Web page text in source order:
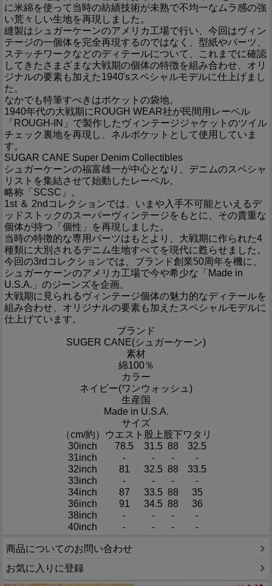
に米綿を使って当時の紡績技術が未熟で不均一なムラ感の強
い荒々しい生地を再現しました。
縫製はシュガーケーンのアメリカ工場で行い、今回はヴィン
テージの一個体を完全再現するのではなく、型紙やパーツ、
ステッチワークなどのディテールについて、これまでに確認
してきたさまざまな大戦期の個体の特徴を組み合わせ、オリ
ジナルの要素も加えた1940'sスペシャルモデルに仕上げまし
た。
なかでも特筆すべきはポケットの袋地。
1940年代の大戦期にROUGH WEAR社が民間用レーベル
「ROUGH-IN」で製作したヴィンテージジャケットのツイル
チェック裏地を再現し、ネルポケットとして使用していま
す。
SUGAR CANE Super Denim Collectibles
シュガーケーンの福富雄一が中心となり、デニムのスペシャ
リストを集結させて始動したレーベル。
略称「SCSC」。
1st ＆ 2ndコレクションでは、いまや入手不可能といえるデ
ッドストックのスーパーヴィンテージをもとに、その貴重な
個体が持つ「個性」を再現しました。
当時の特徴的な専用パーツはもとより、大戦期に作られた4
種類に大別されるデニム生地すべてを現代に甦らせました。
今回の3rdコレクションでは、ブランド創業50周年を機に、
シュガーケーンのアメリカ工場で今や希少な「Made in
U.S.A.」のジーンズを企画。
大戦期に見られるヴィンテージ個体の魅力的なディテールを
組み合わせ、オリジナルの要素も加えたスペシャルモデルに
仕上げています。
ブランド
SUGER CANE(シュガーケーン)
素材
綿100％
カラー
ネイビー(ワンウォッシュ)
生産国
Made in U.S.A.
サイズ
（cm/約）
ウエスト 股上股下 ワタリ
30inch
78.5 31.5 88
32.5
31inch
- - -
-
32inch
81 32.5 88
33.5
33inch
- - -
-
34inch
87 33.5 88
35
36inch
91 34.5 88
36
38inch
- - -
-
40inch
- - - -
商品についてのお問い合わせ
お気に入りに登録